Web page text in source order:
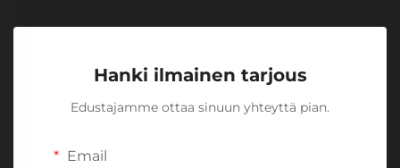
Hanki ilmainen tarjous
Edustajamme ottaa sinuun yhteyttä pian.
Email